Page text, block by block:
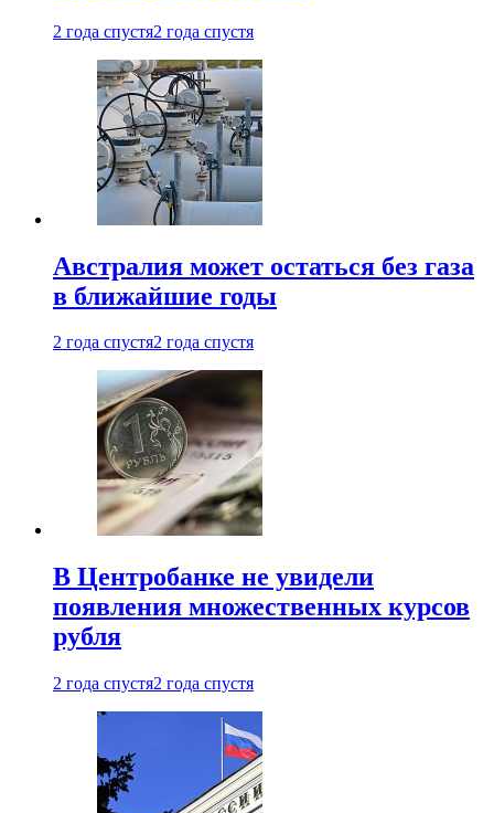
2 года спустя2 года спустя
Австралия может остаться без газа
в ближайшие годы
2 года спустя2 года спустя
В Центробанке не увидели
появления множественных курсов
рубля
2 года спустя2 года спустя